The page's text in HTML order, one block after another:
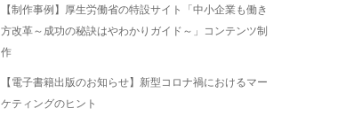
【制作事例】厚生労働省の特設サイト「中小企業も働き
方改革～成功の秘訣はやわかりガイド～」コンテンツ制
作
【電子書籍出版のお知らせ】新型コロナ禍におけるマー
ケティングのヒント